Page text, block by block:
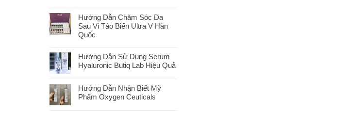
Hướng Dẫn Chăm Sóc Da
Sau Vi Tảo Biển Ultra V Hàn
Quốc
Hướng Dẫn Sử Dụng Serum
Hyaluronic Butiq Lab Hiệu Quả
Hướng Dẫn Nhận Biết Mỹ
Phẩm Oxygen Ceuticals